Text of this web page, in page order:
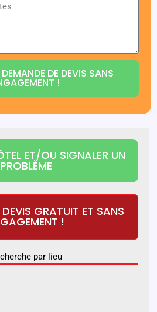
DE DEVIS SANS
!
ET/OU SIGNALER UN
PROBLÈME
GRATUIT ET SANS
!
par lieu